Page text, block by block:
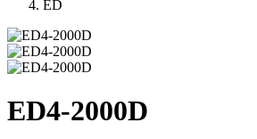
ED
ED4-2000D